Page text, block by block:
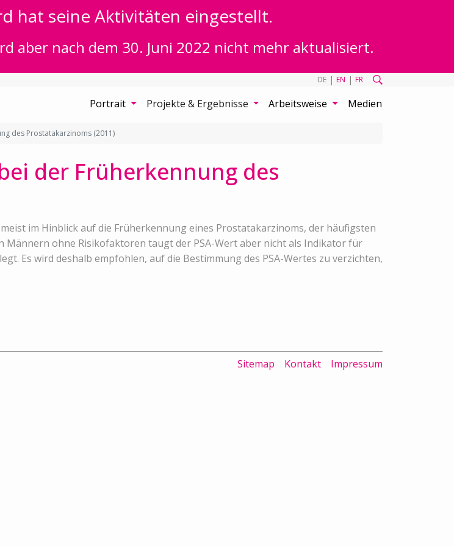
hat seine Aktivitäten eingestellt.
aber nach dem 30. Juni 2022 nicht mehr aktualisiert.
DE | EN | FR
Portrait Projekte & Ergebnisse Arbeitsweise Medien
des Prostatakarzinoms (2011)
der Früherkennung des
im Hinblick auf die Früherkennung eines Prostatakarzinoms, der häufigsten
ohne Risikofaktoren taugt der PSA-Wert aber nicht als Indikator für
Es wird deshalb empfohlen, auf die Bestimmung des PSA-Wertes zu verzichten,
Sitemap Kontakt Impressum